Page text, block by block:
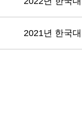
2021년 한국